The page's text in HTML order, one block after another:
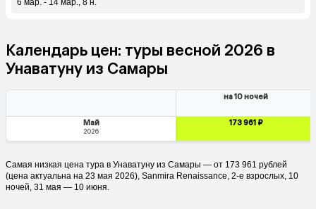
6 мар. - 14 мар., 8 н.
Календарь цен: туры весной 2026 в
Унаватуну из Самары
на 10 ночей
Май
2026
173 961 ₽
Самая низкая цена тура в Унаватуну из Самары — от 173 961 рублей
(цена актуальна на 23 мая 2026), Sanmira Renaissance, 2-е взрослых, 10
ночей, 31 мая — 10 июня.